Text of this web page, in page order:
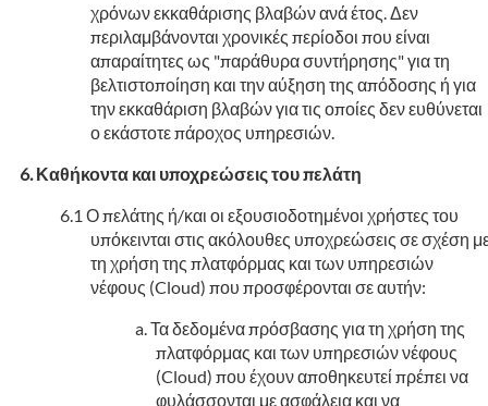
χρόνων εκκαθάρισης βλαβών ανά έτος. Δεν
περιλαμβάνονται χρονικές περίοδοι που είναι
απαραίτητες ως "παράθυρα συντήρησης" για τη
βελτιστοποίηση και την αύξηση της απόδοσης ή για
την εκκαθάριση βλαβών για τις οποίες δεν ευθύνεται
ο εκάστοτε πάροχος υπηρεσιών.
Καθήκοντα και υποχρεώσεις του πελάτη
Ο πελάτης ή/και οι εξουσιοδοτημένοι χρήστες του
υπόκεινται στις ακόλουθες υποχρεώσεις σε σχέση
τη χρήση της πλατφόρμας και των υπηρεσιών
νέφους (Cloud) που προσφέρονται σε αυτήν:
Τα δεδομένα πρόσβασης για τη χρήση της
πλατφόρμας και των υπηρεσιών νέφους
(Cloud) που έχουν αποθηκευτεί πρέπει να
φυλάσσονται με ασφάλεια και να